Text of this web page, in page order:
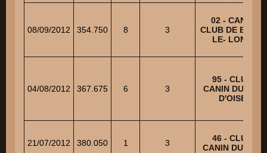
08/09/2012 354.750 8 3
02 - CANIN
CLUB DE BUCY-
LE- LONG
04/08/2012 367.675 6 3
95 - CLUB
CANIN DU VAL
D'OISE
21/07/2012 380.050 1 3
46 - CLUB
CANIN DU LOT